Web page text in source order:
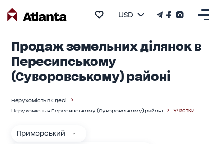
USD
Продаж земельних ділянок в
Пересипському
(Суворовському) районі
Нерухомість в Одесі
Нерухомість в Пересипському (Суворовському) районі
Участки
Приморський